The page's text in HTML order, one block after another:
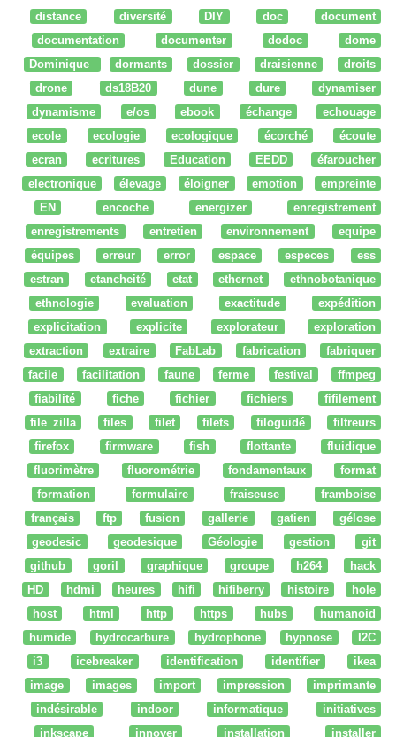
distance
diversité DIY doc
document
documentation
documenter dodoc
dome
Dominique
dormants dossier draisienne
droits
drone
ds18B20 dune dure
dynamiser
dynamisme
e/os ebook échange
echouage
ecole
ecologie ecologique écorché
écoute
ecran
ecritures Education EEDD
éfaroucher
electronique
élevage éloigner emotion
empreinte
EN
encoche energizer
enregistrement
enregistrements
entretien environnement
equipe
équipes
erreur error espace especes
ess
estran
etancheité etat ethernet
ethnobotanique
ethnologie
evaluation exactitude
expédition
explicitation
explicite explorateur
exploration
extraction
extraire FabLab fabrication
fabriquer
facile
facilitation faune ferme festival
ffmpeg
fiabilité
fiche fichier fichiers
fifilement
file zilla
files filet filets filoguidé
filtreurs
firefox
firmware fish flottante
fluidique
fluorimètre
fluorométrie fondamentaux
format
formation
formulaire fraiseuse
framboise
français
ftp fusion gallerie gatien
gélose
geodesic
geodesique Géologie gestion
git
github
goril graphique groupe h264
hack
HD
hdmi heures hifi hifiberry histoire
hole
host
html http https hubs
humanoid
humide
hydrocarbure hydrophone hypnose
I2C
i3
icebreaker identification identifier
ikea
image
images import impression
imprimante
indésirable
indoor informatique
initiatives
inkscape
innover installation installer